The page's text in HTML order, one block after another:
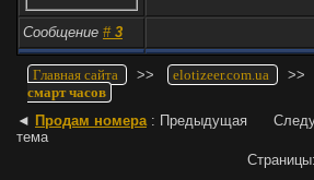
Сообщение # 3
Главная сайта >> elotizeer.com.ua >>
смарт часов
◄ Продам номера : Предыдущая
тема